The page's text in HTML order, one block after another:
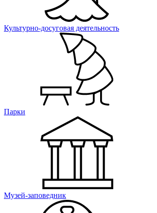
Культурно-досуговая деятельность
Парки
Музей-заповедник